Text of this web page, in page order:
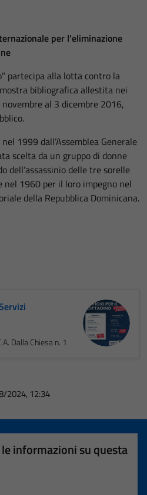
per l'eliminazione
partecipa alla lotta contro la
bibliografica allestita nei
al 3 dicembre 2016,
1999 dall’Assemblea Generale
scelta da un gruppo di donne
dell’assassinio delle tre sorelle
1960 per il loro impegno nel
della Repubblica Dominicana.
Dalla Chiesa n. 1
2024, 12:34
informazioni su questa